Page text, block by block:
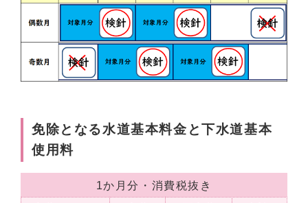
免除となる水道基本料金と下水道基本
使用料
1か月分・消費税抜き